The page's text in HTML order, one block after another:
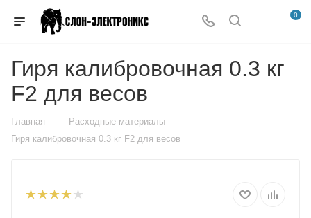
0
Гиря калибровочная 0.3 кг
F2 для весов
Главная — Расходные материалы —
Гиря калибровочная 0.3 кг F2 для весов